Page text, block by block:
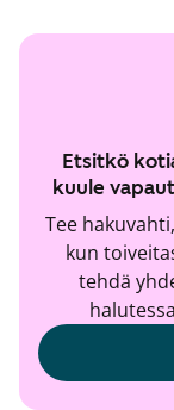
Etsitkö
kuule
Tee
kun
tehdä